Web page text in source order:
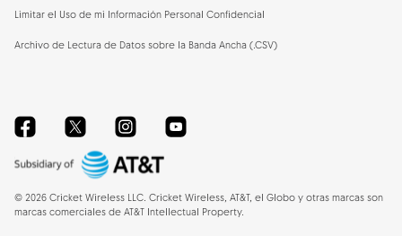
Limitar el Uso de mi Información Personal Confidencial
Archivo de Lectura de Datos sobre la Banda Ancha (.CSV)
FacebookTwitterInstagramYouTube
© 2026 Cricket Wireless LLC. Cricket Wireless, AT&T, el Globo y otras marcas son
marcas comerciales de AT&T Intellectual Property.